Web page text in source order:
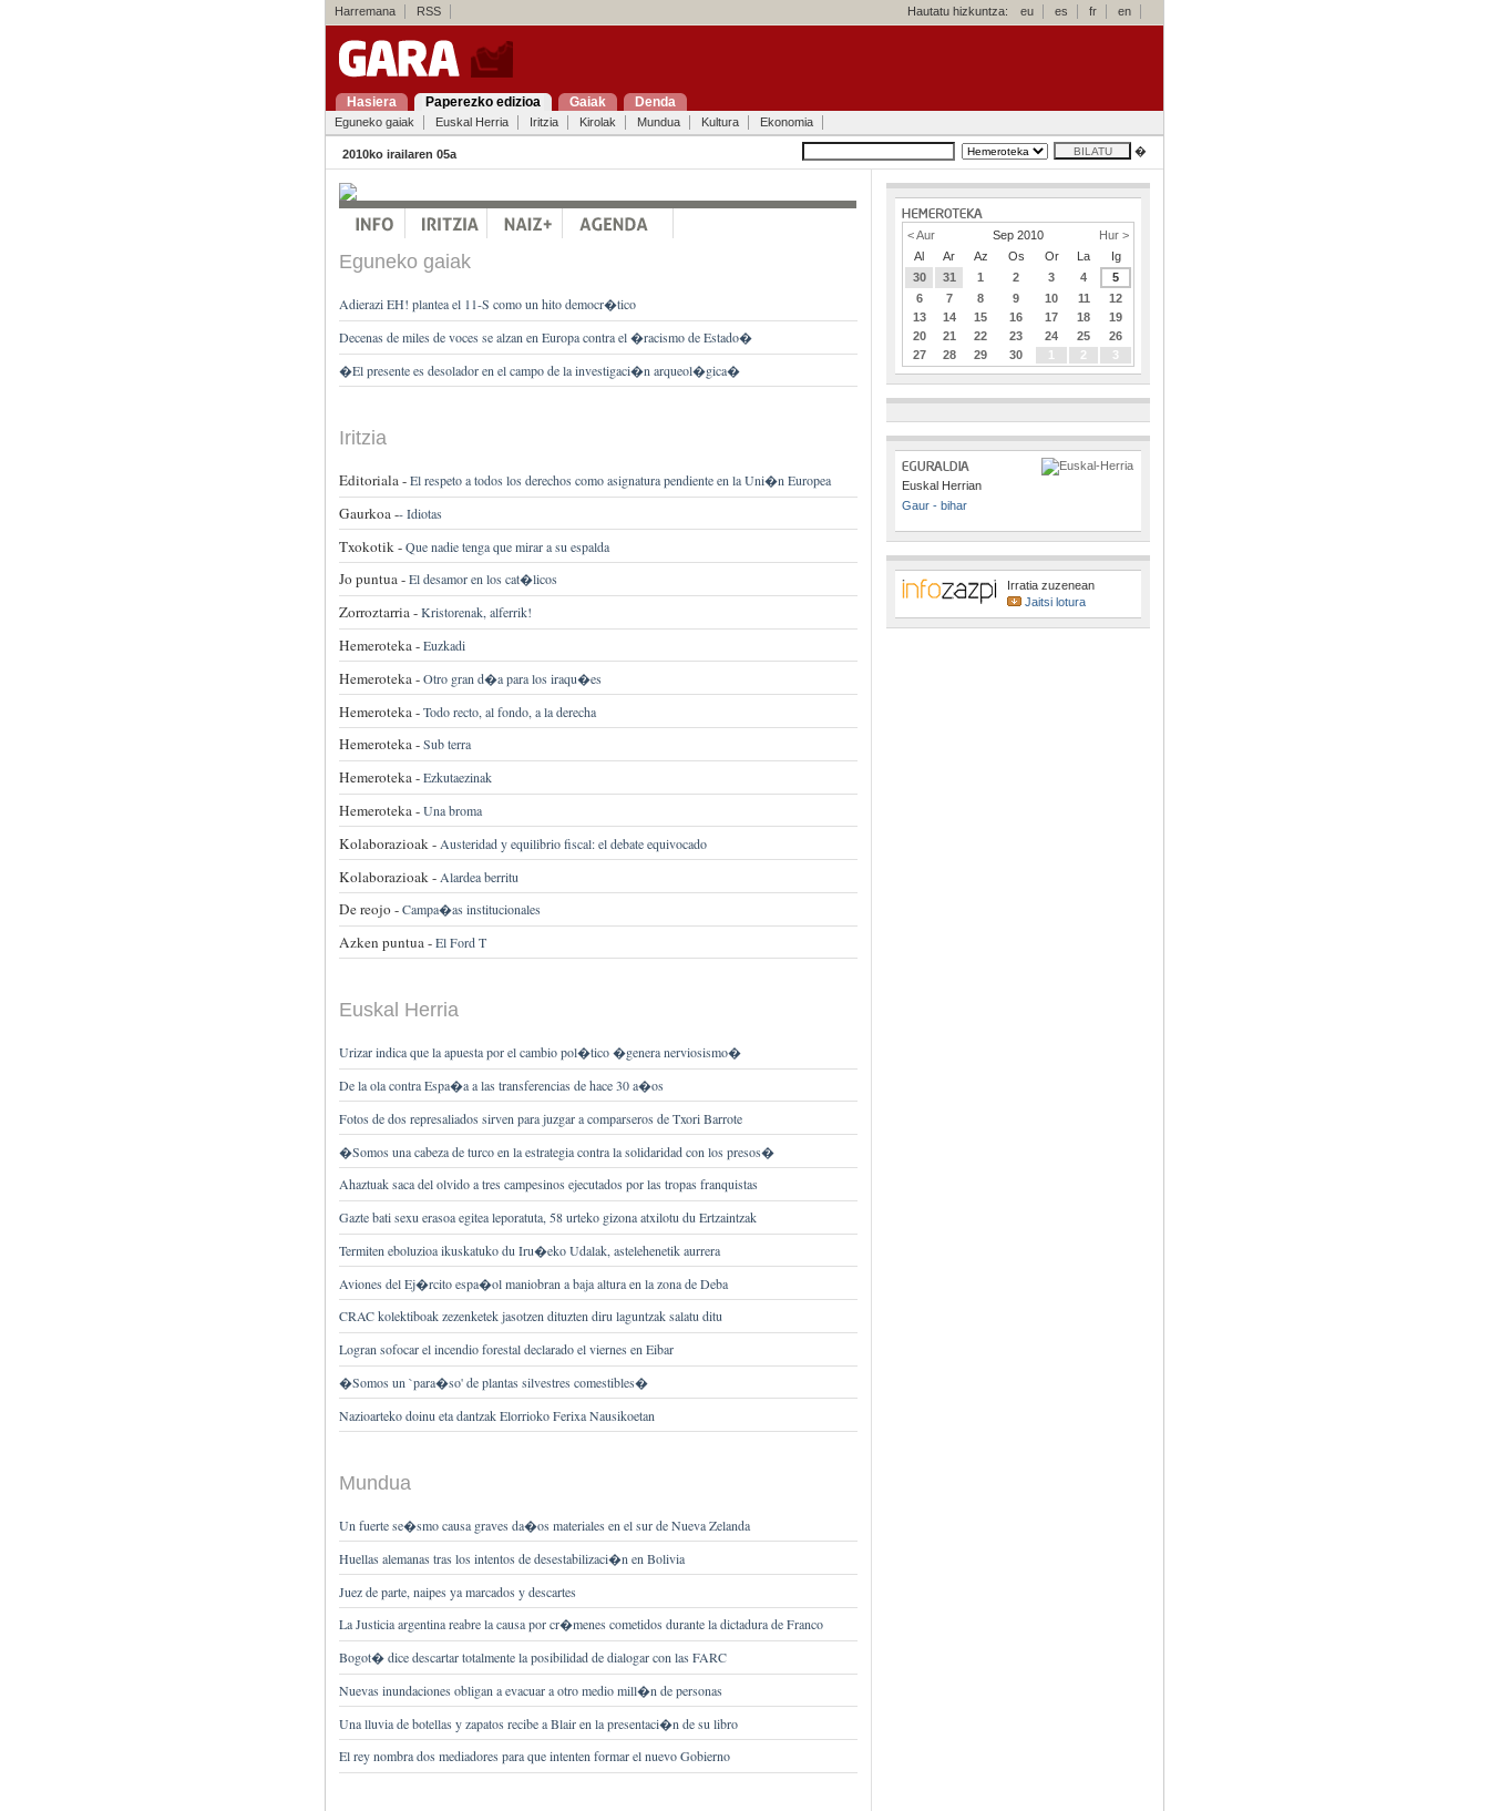
Harremana RSS Hautatu hizkuntza: eu es fr en
Hasiera Paperezko edizioa Gaiak Denda
Eguneko gaiak Euskal Herria Iritzia Kirolak Mundua Kultura Ekonomia
2010ko irailaren 05a �
Eguneko gaiak
Adierazi EH! plantea el 11-S como un hito democr�tico
Decenas de miles de voces se alzan en Europa contra el �racismo de Estado�
�El presente es desolador en el campo de la investigaci�n arqueol�gica�
Iritzia
Editoriala -El respeto a todos los derechos como asignatura pendiente en la Uni�n Europea
Gaurkoa --Idiotas
Txokotik -Que nadie tenga que mirar a su espalda
Jo puntua -El desamor en los cat�licos
Zorroztarria -Kristorenak, alferrik!
Hemeroteka -Euzkadi
Hemeroteka -Otro gran d�a para los iraqu�es
Hemeroteka -Todo recto, al fondo, a la derecha
Hemeroteka -Sub terra
Hemeroteka -Ezkutaezinak
Hemeroteka -Una broma
Kolaborazioak - Austeridad y equilibrio fiscal: el debate equivocado
Kolaborazioak - Alardea berritu
De reojo -Campa�as institucionales
Azken puntua -El Ford T
Euskal Herria
Urizar indica que la apuesta por el cambio pol�tico �genera nerviosismo�
De la ola contra Espa�a a las transferencias de hace 30 a�os
Fotos de dos represaliados sirven para juzgar a comparseros de Txori Barrote
�Somos una cabeza de turco en la estrategia contra la solidaridad con los presos�
Ahaztuak saca del olvido a tres campesinos ejecutados por las tropas franquistas
Gazte bati sexu erasoa egitea leporatuta, 58 urteko gizona atxilotu du Ertzaintzak
Termiten eboluzioa ikuskatuko du Iru�eko Udalak, astelehenetik aurrera
Aviones del Ej�rcito espa�ol maniobran a baja altura en la zona de Deba
CRAC kolektiboak zezenketek jasotzen dituzten diru laguntzak salatu ditu
Logran sofocar el incendio forestal declarado el viernes en Eibar
�Somos un `para�so' de plantas silvestres comestibles�
Nazioarteko doinu eta dantzak Elorrioko Ferixa Nausikoetan
Mundua
Un fuerte se�smo causa graves da�os materiales en el sur de Nueva Zelanda
Huellas alemanas tras los intentos de desestabilizaci�n en Bolivia
Juez de parte, naipes ya marcados y descartes
La Justicia argentina reabre la causa por cr�menes cometidos durante la dictadura de Franco
Bogot� dice descartar totalmente la posibilidad de dialogar con las FARC
Nuevas inundaciones obligan a evacuar a otro medio mill�n de personas
Una lluvia de botellas y zapatos recibe a Blair en la presentaci�n de su libro
El rey nombra dos mediadores para que intenten formar el nuevo Gobierno
< Aur Sep 2010
Hur >
Al
Ar Az Os Or La
Ig
30
31 1 2 3 4
5
6
7 8 9 10 11
12
13
14 15 16 17 18
19
20
21 22 23 24 25
26
27
28 29 30 1 2 3
Euskal Herrian
Gaur - bihar
Irratia zuzenean
Jaitsi lotura